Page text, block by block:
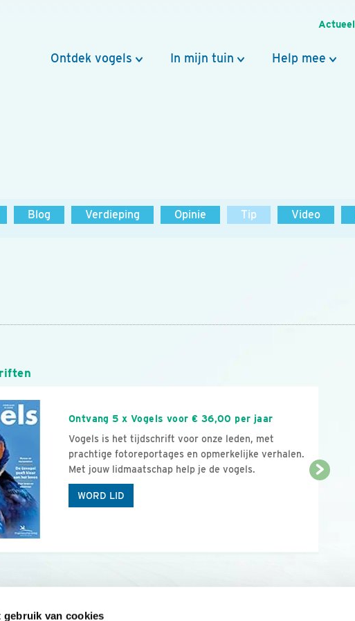
gebruik van cookies
Actueel
Ontdek vogels In mijn tuin Help mee
Blog Verdieping Opinie Tip Video
Ontvang 5 x Vogels voor € 36,00 per jaar
Vogels is het tijdschrift voor onze leden, met
prachtige fotoreportages en opmerkelijke verhalen.
Met jouw lidmaatschap help je de vogels.
WORD LID